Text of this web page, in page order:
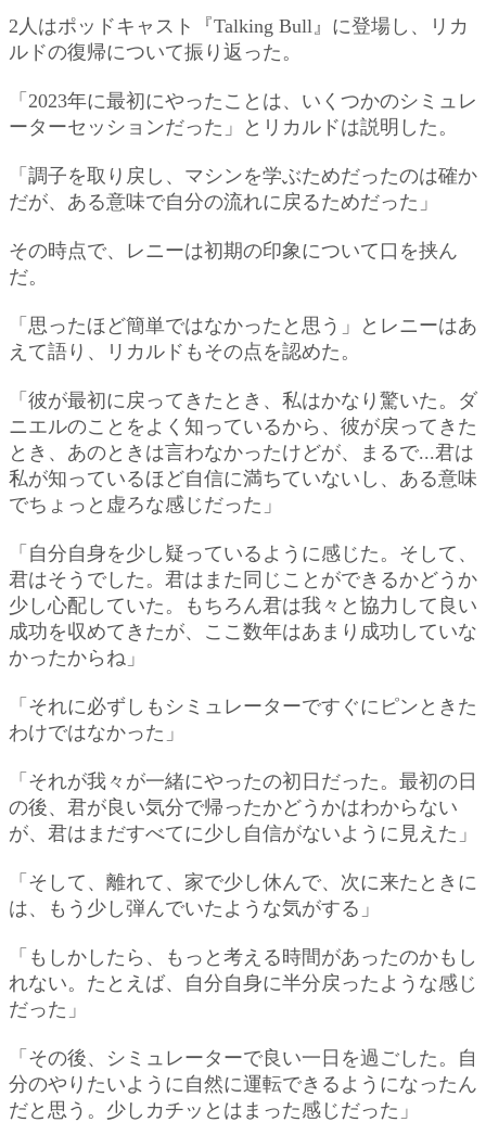
2人はポッドキャスト『Talking Bull』に登場し、リカ
ルドの復帰について振り返った。
「2023年に最初にやったことは、いくつかのシミュレ
ーターセッションだった」とリカルドは説明した。
「調子を取り戻し、マシンを学ぶためだったのは確か
だが、ある意味で自分の流れに戻るためだった」
その時点で、レニーは初期の印象について口を挟ん
だ。
「思ったほど簡単ではなかったと思う」とレニーはあ
えて語り、リカルドもその点を認めた。
「彼が最初に戻ってきたとき、私はかなり驚いた。ダ
ニエルのことをよく知っているから、彼が戻ってきた
とき、あのときは言わなかったけどが、まるで...君は
私が知っているほど自信に満ちていないし、ある意味
でちょっと虚ろな感じだった」
「自分自身を少し疑っているように感じた。そして、
君はそうでした。君はまた同じことができるかどうか
少し心配していた。もちろん君は我々と協力して良い
成功を収めてきたが、ここ数年はあまり成功していな
かったからね」
「それに必ずしもシミュレーターですぐにピンときた
わけではなかった」
「それが我々が一緒にやったの初日だった。最初の日
の後、君が良い気分で帰ったかどうかはわからない
が、君はまだすべてに少し自信がないように見えた」
「そして、離れて、家で少し休んで、次に来たときに
は、もう少し弾んでいたような気がする」
「もしかしたら、もっと考える時間があったのかもし
れない。たとえば、自分自身に半分戻ったような感じ
だった」
「その後、シミュレーターで良い一日を過ごした。自
分のやりたいように自然に運転できるようになったん
だと思う。少しカチッとはまった感じだった」